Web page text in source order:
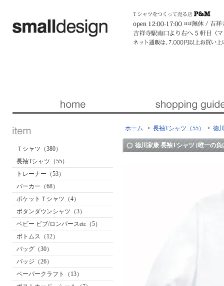
Ｔシャツ（380）
長袖Tシャツ（55）
トレーナー（53）
パーカー（68）
ポケットＴシャツ（4）
ボタンダウンシャツ（3）
ベビー ビブ/ロンパースetc（5）
ボトムス（12）
バッグ（30）
バッジ（26）
ペーパークラフト（13）
ホーム > 長袖Tシャツ（55） > 徳
徳川家康 長袖Tシャツ [唯一の